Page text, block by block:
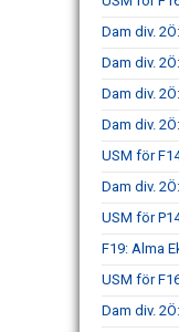
Dam div.
Dam div.
Dam div.
Dam div.
USM för
Dam div.
USM för
F19: Alma
USM för
Dam div.